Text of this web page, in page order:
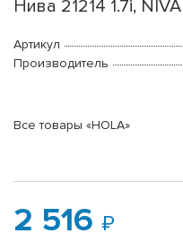
Нива 21214 1.7i,
Артикул
Производитель
Все товары «HOLA»
2 516